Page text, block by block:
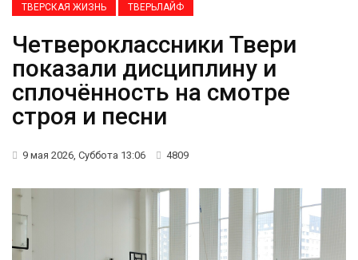
ТВЕРСКАЯ ЖИЗНЬ
ТВЕРЬЛАЙФ
Четвероклассники Твери
показали дисциплину и
сплочённость на смотре
строя и песни
9 мая 2026, Суббота 13:06 4809